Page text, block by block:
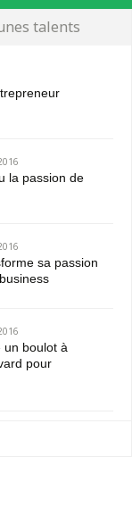
talents
la passion de
sa passion
un boulot à
pour